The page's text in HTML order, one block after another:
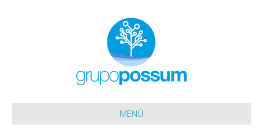
MENÚ